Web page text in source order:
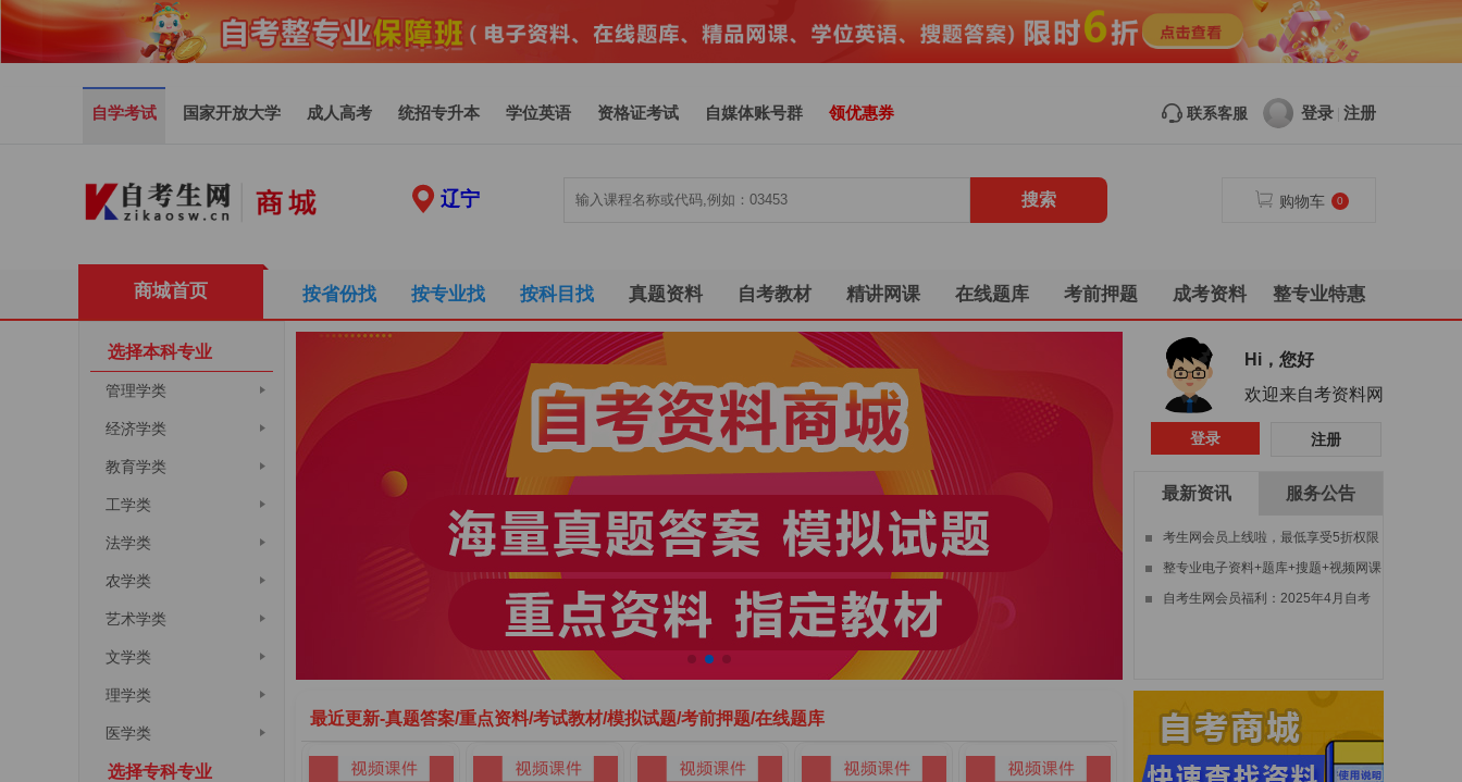
自学考试 国家开放大学 成人高考 统招专升本 学位英语 资格证考试 自媒体账号群 领优惠券 联系客服 登录 注册
辽宁 购物车 0
商城首页 按省份找 按专业找 按科目找 真题资料 自考教材 精讲网课 在线题库 考前押题 成考资料 整专业特惠
选择本科专业
管理学类
经济学类
教育学类
工学类
法学类
农学类
艺术学类
文学类
理学类
医学类
选择专科专业
最近更新-真题答案/重点资料/考试教材/模拟试题/考前押题/在线题库
Hi，您好
欢迎来自考资料网
登录 注册
最新资讯 服务公告
考生网会员上线啦，最低享受5折权限
+复购折上8.5折优惠。
整专业电子资料+题库+搜题+视频网课
+学位培训，最高省1469元！
自考生网会员福利：2025年4月自考